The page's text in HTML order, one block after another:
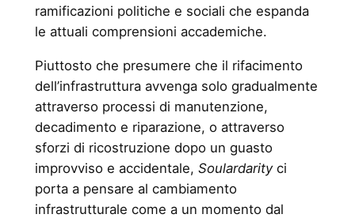
ramificazioni politiche e sociali che espanda
le attuali comprensioni accademiche.
Piuttosto che presumere che il rifacimento
dell’infrastruttura avvenga solo gradualmente
attraverso processi di manutenzione,
decadimento e riparazione, o attraverso
sforzi di ricostruzione dopo un guasto
improvviso e accidentale, Soulardarityci
porta a pensare al cambiamento
infrastrutturale come a un momento dal